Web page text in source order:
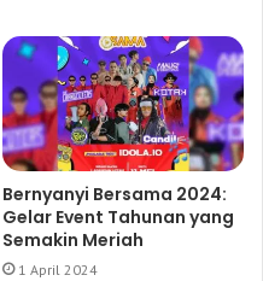
Bernyanyi Bersama 2024:
Gelar Event Tahunan yang
Semakin Meriah
1 April 2024